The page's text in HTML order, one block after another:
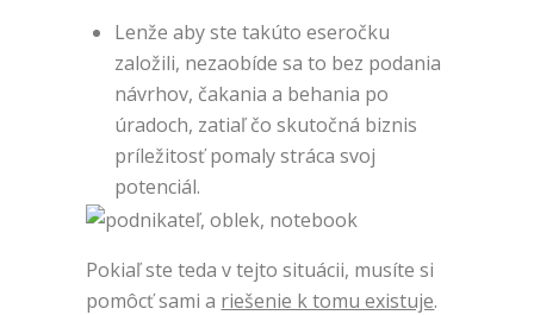
Lenže aby ste takúto eseročku
založili, nezaobíde sa to bez podania
návrhov, čakania a behania po
úradoch, zatiaľ čo skutočná biznis
príležitosť pomaly stráca svoj
potenciál.
Pokiaľ ste teda v tejto situácii, musíte si
pomôcť sami a riešenie k tomu existuje.